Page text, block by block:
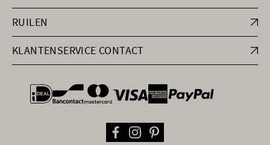
RUILEN
KLANTENSERVICE CONTACT
general.paymentOptions